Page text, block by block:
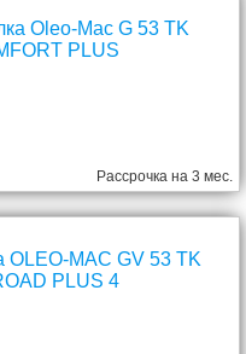
Oleo-Mac G 53 TK
PLUS
Рассрочка на 3 мес.
OLEO-MAC GV 53 TK
PLUS 4